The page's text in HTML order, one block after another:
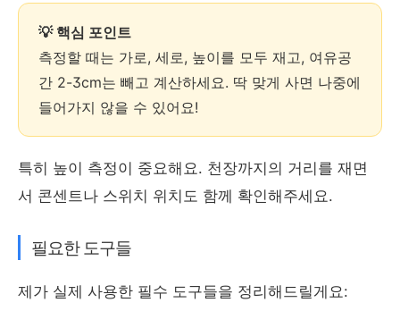
💡 핵심 포인트
측정할 때는 가로, 세로, 높이를 모두 재고, 여유공
간 2-3cm는 빼고 계산하세요. 딱 맞게 사면 나중에
들어가지 않을 수 있어요!
특히 높이 측정이 중요해요. 천장까지의 거리를 재면
서 콘센트나 스위치 위치도 함께 확인해주세요.
필요한 도구들
제가 실제 사용한 필수 도구들을 정리해드릴게요: